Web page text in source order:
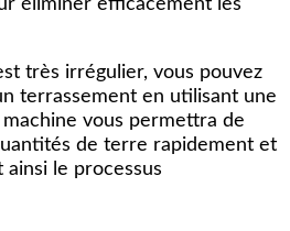
éliminer efficacement les
très irrégulier, vous pouvez
terrassement en utilisant une
vous permettra de
de terre rapidement et
le processus